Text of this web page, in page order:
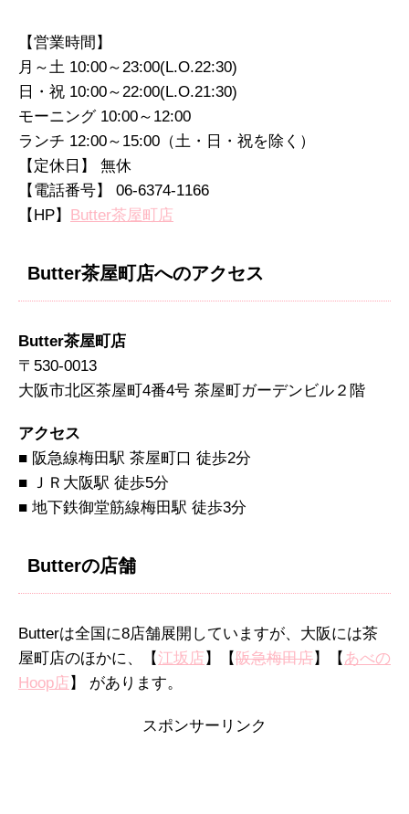
【営業時間】
月～土 10:00～23:00(L.O.22:30)
日・祝 10:00～22:00(L.O.21:30)
モーニング 10:00～12:00
ランチ 12:00～15:00（土・日・祝を除く）
【定休日】 無休
【電話番号】 06-6374-1166
【HP】 Butter茶屋町店
Butter茶屋町店へのアクセス
Butter茶屋町店
〒530-0013
大阪市北区茶屋町4番4号 茶屋町ガーデンビル２階
アクセス
■ 阪急線梅田駅 茶屋町口 徒歩2分
■ ＪＲ大阪駅 徒歩5分
■ 地下鉄御堂筋線梅田駅 徒歩3分
Butterの店舗
Butterは全国に8店舗展開していますが、大阪には茶
屋町店のほかに、【 江坂店 】【阪急梅田店】【 あべの
Hoop店 】 があります。
スポンサーリンク